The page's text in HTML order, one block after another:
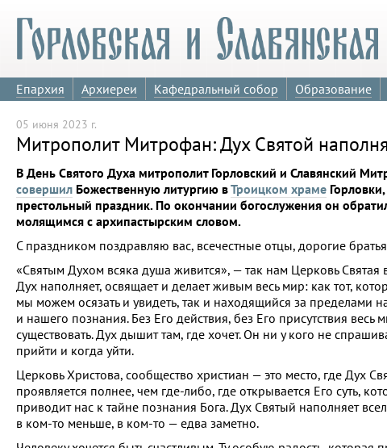
Епархия Архиереи Кафедральный собор Образование
05 июня 2023 г.
Митрополит Митрофан: Дух Святой
В День Святого Духа митрополит Горловский и Славянский
совершил Божественную литургию вТроицком храме
престольный праздник. По окончании богослужения он
молящимся с архипастырским словом.
С праздником поздравляю вас, всечестные отцы, дорогие
«Святым Духом всяка душа живится», — так нам Церковь Святая
Дух наполняет, освящает и делает живым весь мир: как тот,
мы можем осязать и увидеть, так и находящийся за пределами
и нашего познания. Без Его действия, без Его присутствия весь
существовать. Дух дышит там, где хочет. Он ни у кого не
прийти и когда уйти.
Церковь Христова, сообщество христиан — это место, где Дух
проявляется полнее, чем где-либо, где открывается Его суть,
приводит нас к тайне познания Бога. Дух Святый наполняет
в ком-то меньше, в ком-то — едва заметно.